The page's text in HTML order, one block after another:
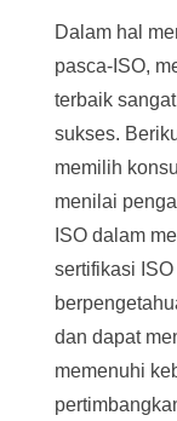
Dalam hal
pasca-ISO,
terbaik
sukses.
memilih
menilai
ISO dalam
sertifikasi
dan dapat
memenuhi